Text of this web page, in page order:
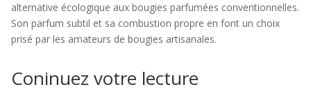
alternative écologique aux bougies parfumées conventionnelles.
Son parfum subtil et sa combustion propre en font un choix
prisé par les amateurs de bougies artisanales.
Coninuez votre lecture